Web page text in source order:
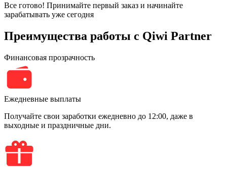
Все готово! Принимайте первый заказ и начинайте
зарабатывать уже сегодня
Преимущества работы с Qiwi Partner
Финансовая прозрачность
Ежедневные выплаты
Получайте свои заработки ежедневно до 12:00, даже в
выходные и праздничные дни.